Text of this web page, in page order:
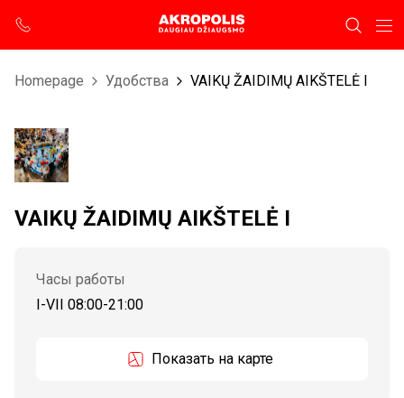
Homepage Удобства VAIKŲ ŽAIDIMŲ AIKŠTELĖ I
VAIKŲ ŽAIDIMŲ AIKŠTELĖ I
Часы работы
I-VII 08:00-21:00
Показать на карте